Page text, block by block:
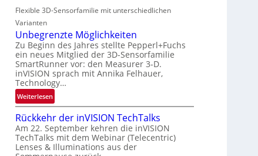
s
-
B
-
R
u
n
d
e
n
w
s
‘
Flexible 3D-Sensorfamilie mit unterschiedlichen
Varianten
Unbegrenzte Möglichkeiten
Zu Beginn des Jahres stellte Pepperl+Fuchs
ein neues Mitglied der 3D-Sensorfamilie
SmartRunner vor: den Measurer 3-D.
inVISION sprach mit Annika Felhauer,
Technology…
Weiterlesen:
U
n
b
e
g
Rückkehr der inVISION TechTalks
Am 22. September kehren die inVISION
TechTalks mit dem Webinar (Telecentric)
Lenses & Illuminations aus der